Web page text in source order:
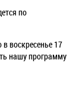
по
воскресенье 17
нашу программу